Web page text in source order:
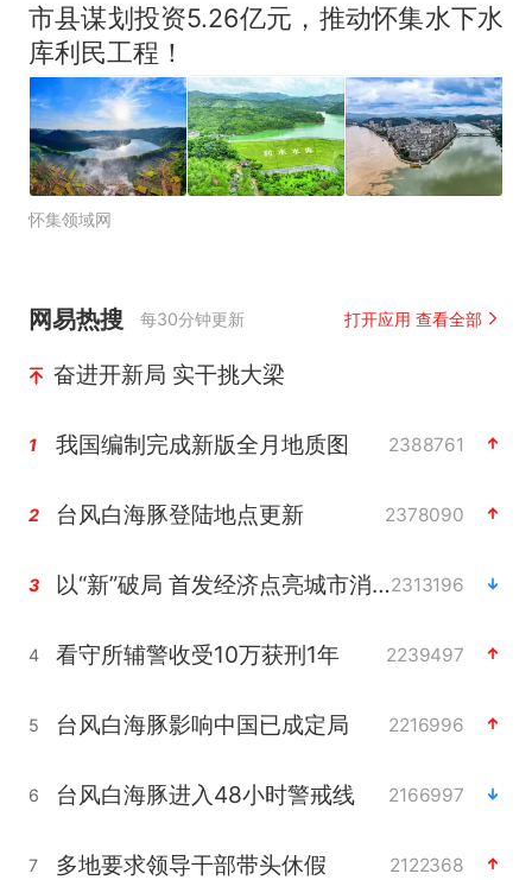
市县谋划投资5.26亿元，推动怀集水下水
库利民工程！
怀集领域网
网易热搜 每30分钟更新 打开应用 查看全部
奋进开新局 实干挑大梁
1 我国编制完成新版全月地质图 2388761
2 台风白海豚登陆地点更新 2378090
3 以“新”破局 首发经济点亮城市消费活力2313196
4 看守所辅警收受10万获刑1年 2239497
5 台风白海豚影响中国已成定局 2216996
6 台风白海豚进入48小时警戒线 2166997
7 多地要求领导干部带头休假 2122368